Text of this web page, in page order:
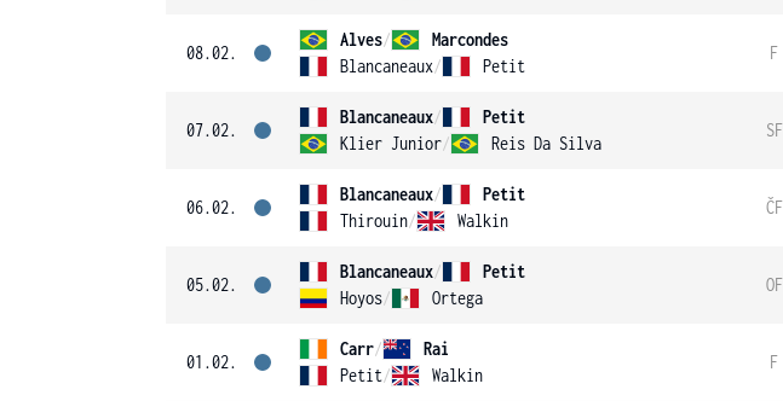
08.02.
Alves/
Marcondes
Blancaneaux/ Petit
F
07.02.
Blancaneaux/
Petit
Klier Junior/ Reis Da Silva
SF
06.02.
Blancaneaux/
Petit
Thirouin/ Walkin
ČF
05.02.
Blancaneaux/
Petit
Hoyos/ Ortega
OF
01.02.
Carr/
Rai
Petit/ Walkin
F